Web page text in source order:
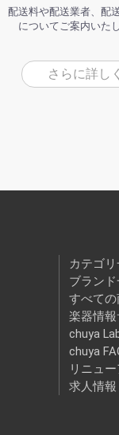
配送料や配送業者、配
についてご案内いた
さらに詳しく
カテゴ
ブランド
すべての
楽器情
chuya
chuya
リニュ
求人情報